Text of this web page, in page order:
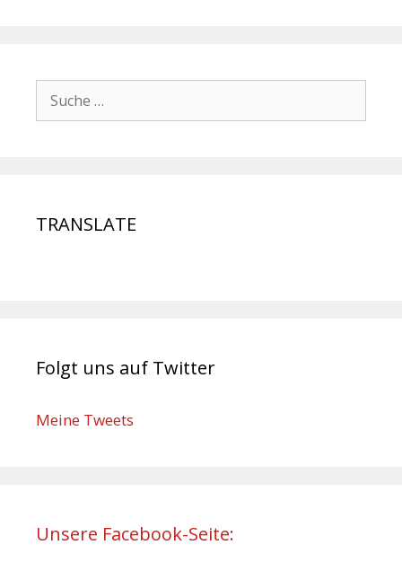
TRANSLATE
Folgt uns auf Twitter
Meine Tweets
Unsere Facebook-Seite: